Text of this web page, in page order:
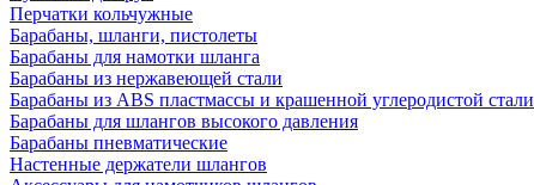
Перчатки кольчужные
Барабаны, шланги, пистолеты
Барабаны для намотки шланга
Барабаны из нержавеющей стали
Барабаны из ABS пластмассы и крашенной углеродистой стали
Барабаны для шлангов высокого давления
Барабаны пневматические
Настенные держатели шлангов